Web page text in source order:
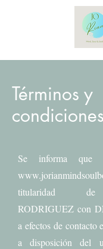
Términos y
condiciones
Se informa que
titularidad
RODRIGUEZ con
a efectos de contacto
a disposición del